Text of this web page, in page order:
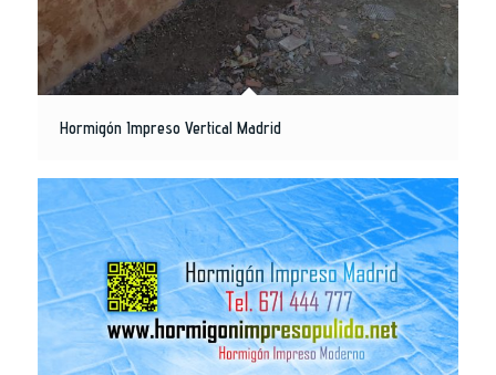
Hormigón Impreso Vertical Madrid